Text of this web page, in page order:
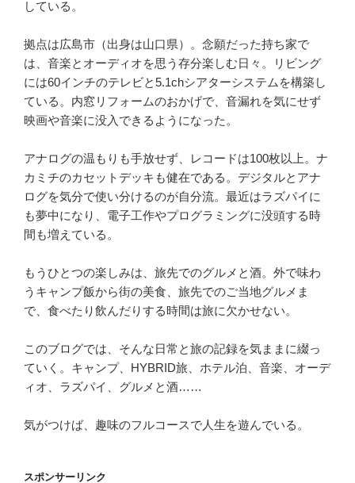
している。
拠点は広島市（出身は山口県）。念願だった持ち家で
は、音楽とオーディオを思う存分楽しむ日々。リビング
には60インチのテレビと5.1chシアターシステムを構築し
ている。内窓リフォームのおかげで、音漏れを気にせず
映画や音楽に没入できるようになった。
アナログの温もりも手放せず、レコードは100枚以上。ナ
カミチのカセットデッキも健在である。デジタルとアナ
ログを気分で使い分けるのが自分流。最近はラズパイに
も夢中になり、電子工作やプログラミングに没頭する時
間も増えている。
もうひとつの楽しみは、旅先でのグルメと酒。外で味わ
うキャンプ飯から街の美食、旅先でのご当地グルメま
で、食べたり飲んだりする時間は旅に欠かせない。
このブログでは、そんな日常と旅の記録を気ままに綴っ
ていく。キャンプ、HYBRID旅、ホテル泊、音楽、オーデ
ィオ、ラズパイ、グルメと酒……
気がつけば、趣味のフルコースで人生を遊んでいる。
スポンサーリンク